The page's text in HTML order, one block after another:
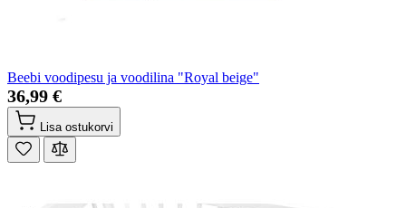
Beebi voodipesu ja voodilina "Royal beige"
36,99 €
Lisa ostukorvi